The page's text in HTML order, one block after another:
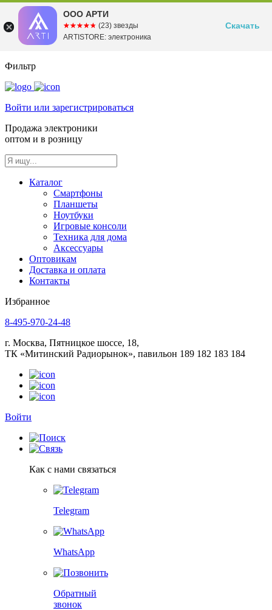
Фильтр
Войти или зарегистрироваться
Продажа электроники
оптом и в розницу
Каталог
Смартфоны
Планшеты
Ноутбуки
Игровые консоли
Техника для дома
Аксессуары
Оптовикам
Доставка и оплата
Контакты
Избранное
8-495-970-24-48
г. Москва, Пятницкое шоссе, 18,
ТК «Митинский Радиорынок», павильон 189 182 183 184
Войти
Как с нами связаться
Telegram
WhatsApp
Обратный
звонок
ООО АРТИ
☆☆☆☆☆
★★★★★ (23) звезды
ARTISTORE: электроника
Скачать